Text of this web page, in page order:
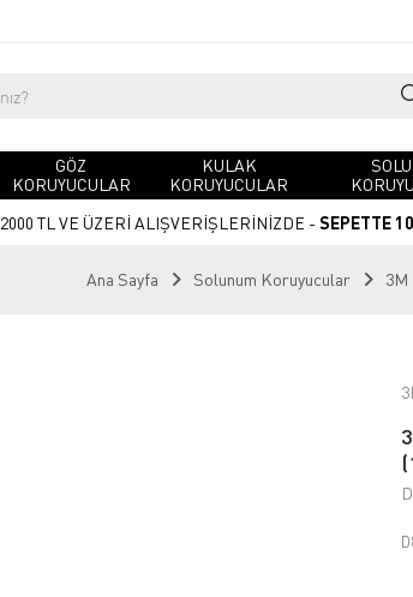
GÖZ
KORUYUCULAR
KULAK
KORUYUCULAR
2000 TL VE ÜZERİ ALIŞVERİŞLERİNİZDE - SEPETTE
Ana Sayfa Solunum Koruyucular 3M